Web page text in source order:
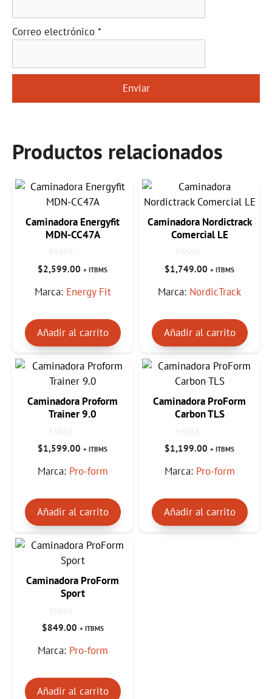
Correo electrónico *
Productos relacionados
Caminadora Energyfit
MDN-CC47A
0
d
5
$2,599.00 + ITBMS
Marca: Energy Fit
Añadir al carrito
Caminadora Nordictrack
Comercial LE
0
d
5
$1,749.00 + ITBMS
Marca: NordicTrack
Añadir al carrito
Caminadora Proform
Trainer 9.0
0
d
5
$1,599.00 + ITBMS
Marca: Pro-form
Añadir al carrito
Caminadora ProForm
Carbon TLS
0
d
5
$1,199.00 + ITBMS
Marca: Pro-form
Añadir al carrito
Caminadora ProForm
Sport
0
d
5
$849.00 + ITBMS
Marca: Pro-form
Añadir al carrito